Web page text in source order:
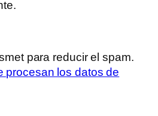
para reducir el spam.
procesan los datos de